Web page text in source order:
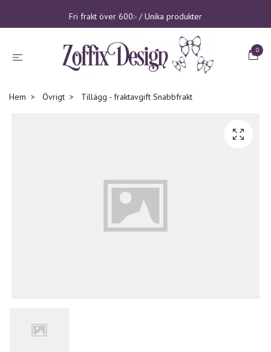
Fri frakt över 600:- / Unika produkter
0
Hem Övrigt Tillägg - fraktavgift Snabbfrakt